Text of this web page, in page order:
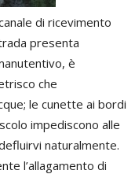
di ricevimento
presenta
è
che
le cunette ai bordi
impediscono alle
naturalmente.
l’allagamento di